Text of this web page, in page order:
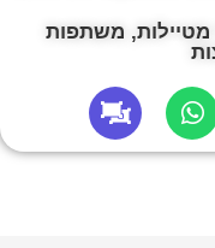
משתפות